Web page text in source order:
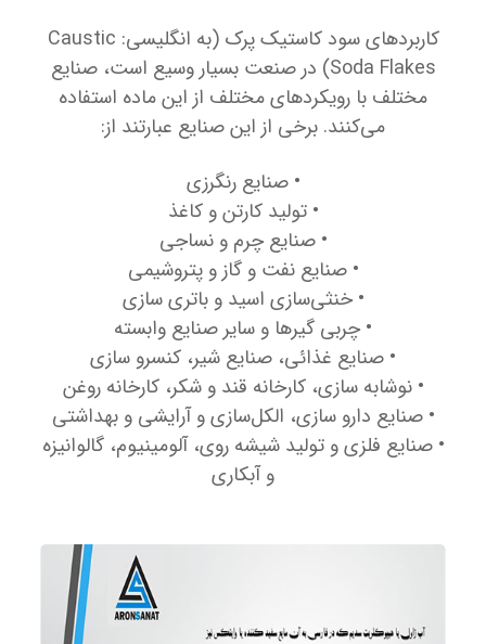
کاربردهای سود کاستیک پرک (به انگلیسی: Caustic
Soda Flakes) در صنعت بسیار وسیع است، صنایع
مختلف با رویکردهای مختلف از این ماده استفاده
می‌کنند. برخی از این صنایع عبارتند از:
• صنایع رنگرزی
• تولید کارتن و کاغذ
• صنایع چرم و نساجی
• صنایع نفت و گاز و پتروشیمی
• خنثی‌سازی اسید و باتری سازی
• چربی گیرها و سایر صنایع وابسته
• صنایع غذائی، صنایع شیر، کنسرو سازی
• نوشابه سازی، کارخانه قند و شکر، کارخانه روغن
• صنایع دارو سازی، الکل‌سازی و آرایشی و بهداشتی
• صنایع فلزی و تولید شیشه روی، آلومینیوم، گالوانیزه
و آبکاری